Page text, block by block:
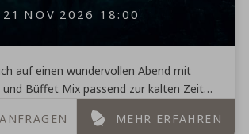
21 NOV 2026 18:00
auf einen wundervollen Abend mit
Büffet Mix passend zur kalten Zeit
Motto "Hubertus und Wild". Als
MEHR ERFAHREN